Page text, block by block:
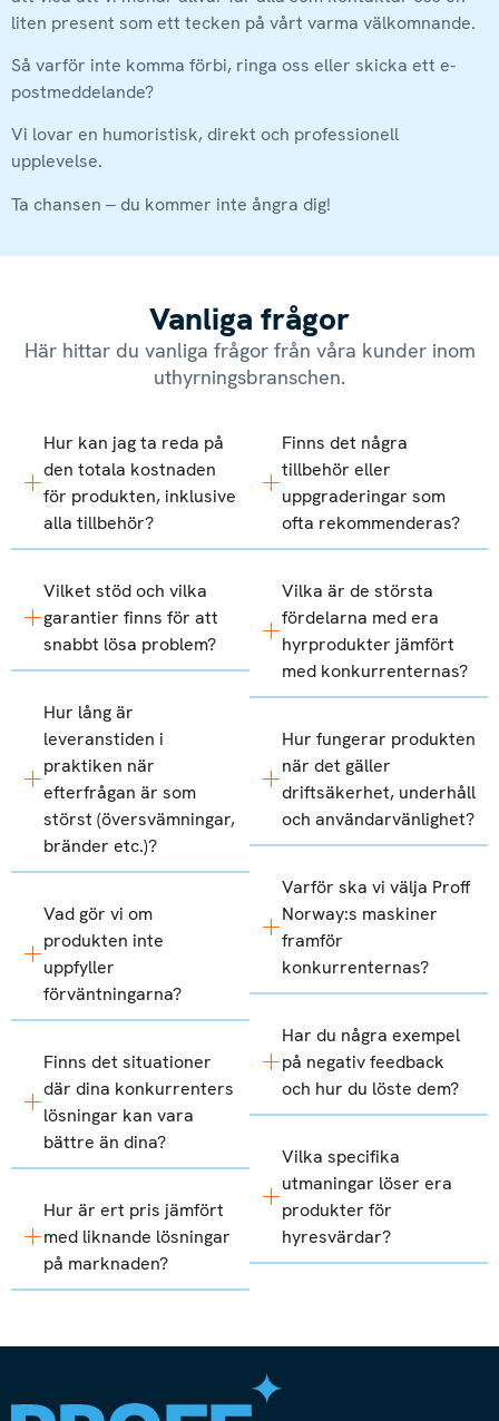
liten present som ett tecken på vårt varma välkomnande.
Så varför inte komma förbi, ringa oss eller skicka ett e-
postmeddelande?
Vi lovar en humoristisk, direkt och professionell
upplevelse.
Ta chansen – du kommer inte ångra dig!
Vanliga frågor
Här hittar du vanliga frågor från våra kunder inom
uthyrningsbranschen.
Hur kan jag ta reda på
den totala kostnaden
för produkten, inklusive
alla tillbehör?
Vilket stöd och vilka
garantier finns för att
snabbt lösa problem?
Hur lång är
leveranstiden i
praktiken när
efterfrågan är som
störst (översvämningar,
bränder etc.)?
Vad gör vi om
produkten inte
uppfyller
förväntningarna?
Finns det situationer
där dina konkurrenters
lösningar kan vara
bättre än dina?
Hur är ert pris jämfört
med liknande lösningar
på marknaden?
Finns det några
tillbehör eller
uppgraderingar som
ofta rekommenderas?
Vilka är de största
fördelarna med era
hyrprodukter jämfört
med konkurrenternas?
Hur fungerar produkten
när det gäller
driftsäkerhet, underhåll
och användarvänlighet?
Varför ska vi välja Proff
Norway:s maskiner
framför
konkurrenternas?
Har du några exempel
på negativ feedback
och hur du löste dem?
Vilka specifika
utmaningar löser era
produkter för
hyresvärdar?